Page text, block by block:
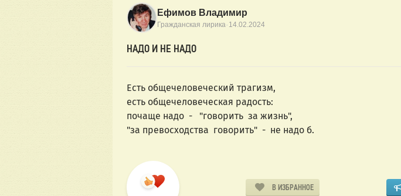
Ефимов Владимир
Гражданская лирика· 14.02.2024
НАДО И НЕ НАДО
Есть общечеловеческий трагизм,
есть общечеловеческая радость:
почаще надо  -   "говорить  за жизнь",
"за превосходства  говорить"  -  не надо б.
В ИЗБРАННОЕ